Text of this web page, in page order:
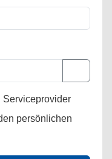
Serviceprovider
persönlichen